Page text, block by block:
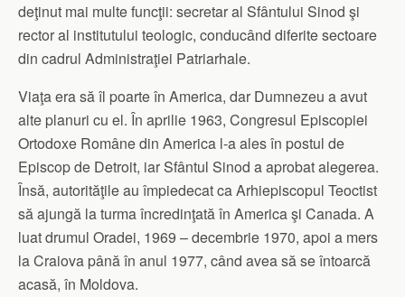
deţinut mai mul­te funcţii: secretar al Sfântului Sinod şi
rector al institutului teologic, conducând diferite sectoare
din cadrul Administraţiei Patri­arhale.
Viaţa era să îl poarte în America, dar Dumnezeu a avut
alte planuri cu el. În aprilie 1963, Congresul Episcopiei
Ortodoxe Române din America l-a ales în postul de
Episcop de Detroit, iar Sfântul Sinod a a­pro­bat alegerea.
Însă, autori­tă­ţile au împiedecat ca Arhie­piscopul Teoctist
să ajungă la turma încredinţată în America şi Canada. A
luat drumul Ora­dei, 1969 – decembrie 1970, a­poi a mers
la Craiova până în anul 1977, când avea să se în­toarcă
acasă, în Moldova.